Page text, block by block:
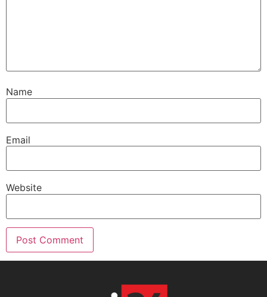
Name
Email
Website